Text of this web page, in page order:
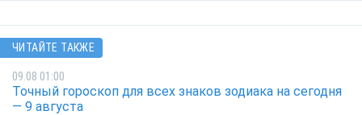
ЧИТАЙТЕ ТАКЖЕ
09.08 01:00
Точный гороскоп для всех знаков зодиака на сегодня
— 9 августа